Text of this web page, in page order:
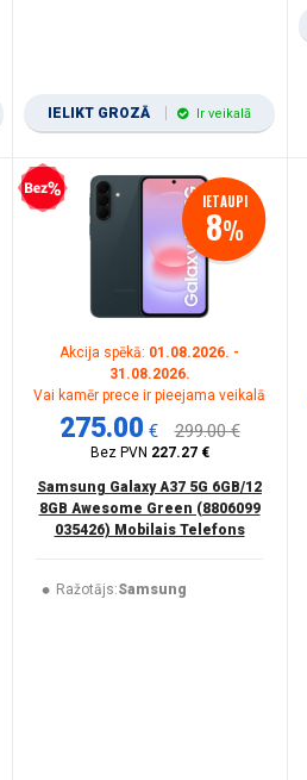
IELIKT GROZĀ Ir veikalā
kredīts IETAUPI
8%
Akcija spēkā: 01.08.2026. -
31.08.2026.
Vai kamēr prece ir pieejama veikalā
275.00 € 299.00 €
Bez PVN 227.27 €
Samsung Galaxy A37 5G 6GB/12
8GB Awesome Green (8806099
035426) Mobilais Telefons
Ražotājs:Samsung